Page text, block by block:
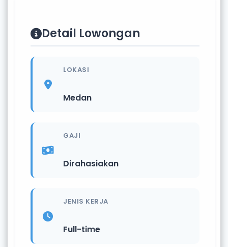
Detail Lowongan
LOKASI
Medan
GAJI
Dirahasiakan
JENIS KERJA
Full-time